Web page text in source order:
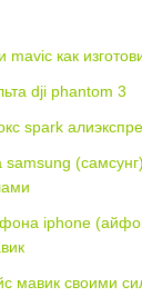
как
dji phantom 3
spark
(самсунг)
iphone
мавик своими